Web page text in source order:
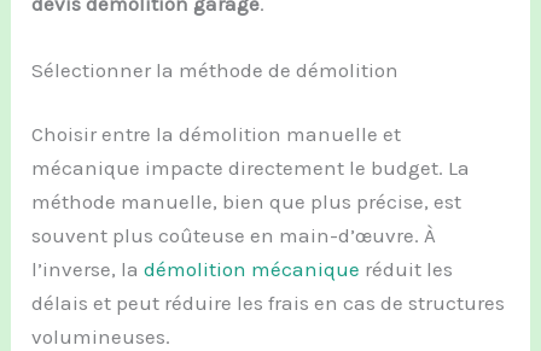
Sélectionner la méthode de démolition
Choisir entre la démolition manuelle et
mécanique impacte directement le budget. La
méthode manuelle, bien que plus précise, est
souvent plus coûteuse en main-d’œuvre. À
l’inverse, ladémolition mécanique réduit les
délais et peut réduire les frais en cas de structures
volumineuses.